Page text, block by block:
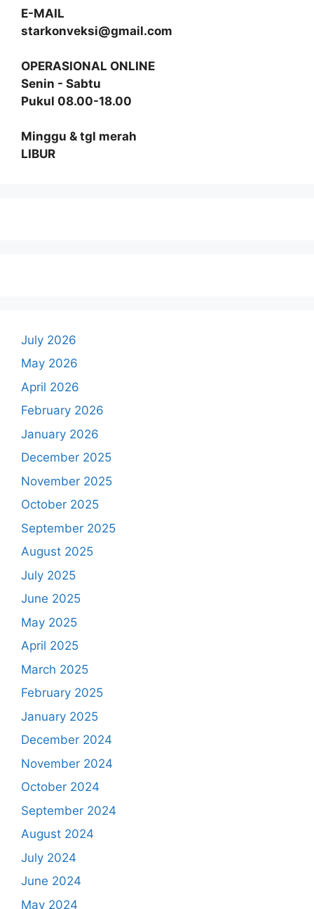
E-MAIL
starkonveksi@gmail.com
OPERASIONAL ONLINE
Senin - Sabtu
Pukul 08.00-18.00
Minggu & tgl merah
LIBUR
July 2026
May 2026
April 2026
February 2026
January 2026
December 2025
November 2025
October 2025
September 2025
August 2025
July 2025
June 2025
May 2025
April 2025
March 2025
February 2025
January 2025
December 2024
November 2024
October 2024
September 2024
August 2024
July 2024
June 2024
May 2024